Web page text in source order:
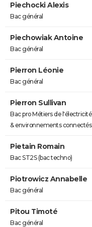
Piechocki Alexis
Bac général
Piechowiak Antoine
Bac général
Pierron Léonie
Bac général
Pierron Sullivan
Bac pro Métiers de l'électricité
& environnements connectés
Pietain Romain
Bac ST2S (bac techno)
Piotrowicz Annabelle
Bac général
Pitou Timoté
Bac général